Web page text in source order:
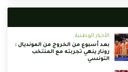
الأخبار الوطنية
بعد أسبوع من الخروج من المونديال :
رونار ينهي تجربته مع المنتخب
التونسي